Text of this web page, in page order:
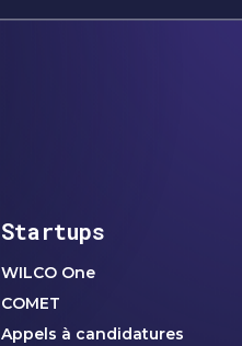
Startups
WILCO One
COMET
Appels à candidatures